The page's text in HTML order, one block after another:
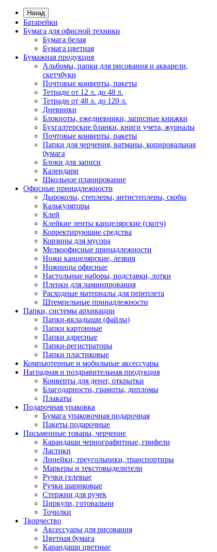
Назад
Батарейки
Бумага для офисной техники
Бумага белая
Бумага цветная
Бумажная продукция
Альбомы, папки для рисования и акварели,
скетчбуки
Почтовые конверты, пакеты
Тетради от 12 л. до 48 л.
Тетради от 48 л. до 120 л.
Дневники
Блокноты, ежедневники, записные книжки
Бухгалтерские бланки, книги учета, журналы
Почтовые конверты, пакеты
Папки для черчения, ватманы, копировальная
бумага
Блоки для записи
Календари
Школьное планирование
Офисные принадлежности
Дыроколы, степлеры, антистеплеры, скобы
Калькуляторы
Клей
Клейкие ленты канцелярские (скотч)
Корректирующие средства
Корзины для мусора
Мелкоофисные принадлежности
Ножи канцелярские, лезвия
Ножницы офисные
Настольные наборы, подставки, лотки
Пленки для ламинирования
Расходные материалы для переплета
Штемпельные принадлежности
Папки, системы архивации
Папки-вкладыши (файлы)
Папки картонные
Папки адресные
Папки-регистраторы
Папки пластиковые
Компьютерные и мобильные аксессуары
Наградная и поздравительная продукция
Конверты для денег, открытки
Благодарности, грамоты, дипломы
Плакаты
Подарочная упаковка
Бумага упаковочная подарочная
Пакеты подарочные
Письменные товары, черчение
Карандаши чернографитные, грифели
Ластики
Линейки, треугольники, транспортиры
Маркеры и текстовыделители
Ручки гелевые
Ручки шариковые
Стержни для ручек
Циркули, готовальни
Точилки
Творчество
Аксессуары для рисования
Цветная бумага
Карандаши цветные